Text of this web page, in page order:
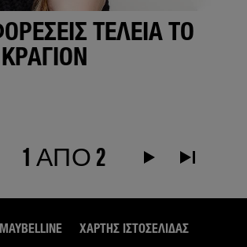
ΤΈΛΕΙΑ ΤΟ
1 ΑΠΟ 2 Next Page alt text
Τελευταία
ΧΆΡΤΗΣ ΙΣΤΟΣΕΛΊΔΑΣ